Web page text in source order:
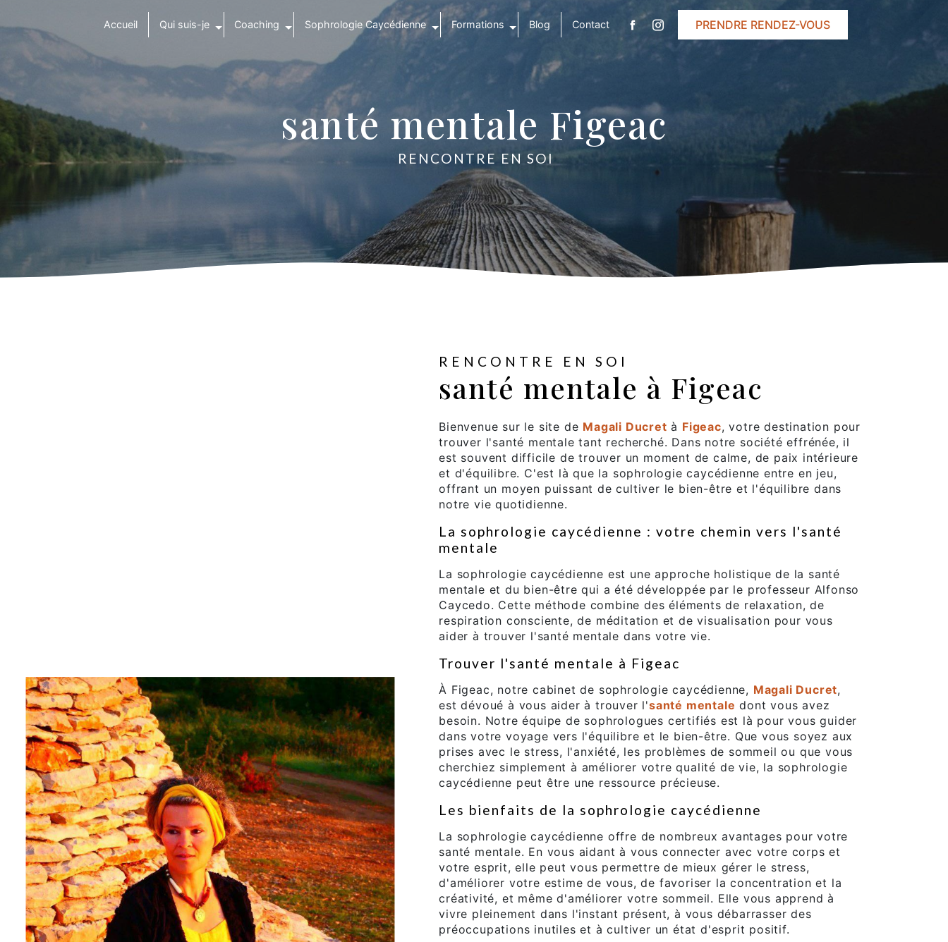
Accueil Qui suis-je Coaching Sophrologie Caycédienne Formations Blog Contact PRENDRE RENDEZ-VOUS
santé mentale Figeac
RENCONTRE EN SOI
RENCONTRE EN SOI
santé mentale à Figeac
Bienvenue sur le site de Magali Ducret à Figeac, votre destination pour
trouver l'santé mentale tant recherché. Dans notre société effrénée, il
est souvent difficile de trouver un moment de calme, de paix intérieure
et d'équilibre. C'est là que la sophrologie caycédienne entre en jeu,
offrant un moyen puissant de cultiver le bien-être et l'équilibre dans
notre vie quotidienne.
La sophrologie caycédienne : votre chemin vers l'santé
mentale
La sophrologie caycédienne est une approche holistique de la santé
mentale et du bien-être qui a été développée par le professeur Alfonso
Caycedo. Cette méthode combine des éléments de relaxation, de
respiration consciente, de méditation et de visualisation pour vous
aider à trouver l'santé mentale dans votre vie.
Trouver l'santé mentale à Figeac
À Figeac, notre cabinet de sophrologie caycédienne, Magali Ducret,
est dévoué à vous aider à trouver l'santé mentale dont vous avez
besoin. Notre équipe de sophrologues certifiés est là pour vous guider
dans votre voyage vers l'équilibre et le bien-être. Que vous soyez aux
prises avec le stress, l'anxiété, les problèmes de sommeil ou que vous
cherchiez simplement à améliorer votre qualité de vie, la sophrologie
caycédienne peut être une ressource précieuse.
Les bienfaits de la sophrologie caycédienne
La sophrologie caycédienne offre de nombreux avantages pour votre
santé mentale. En vous aidant à vous connecter avec votre corps et
votre esprit, elle peut vous permettre de mieux gérer le stress,
d'améliorer votre estime de vous, de favoriser la concentration et la
créativité, et même d'améliorer votre sommeil. Elle vous apprend à
vivre pleinement dans l'instant présent, à vous débarrasser des
préoccupations inutiles et à cultiver un état d'esprit positif.
Panneau de gestion des cookies